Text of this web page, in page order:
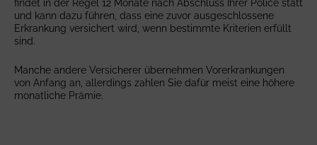
findet in der Regel 12 Monate nach Abschluss Ihrer Police statt
und kann dazu führen, dass eine zuvor ausgeschlossene
Erkrankung versichert wird, wenn bestimmte Kriterien erfüllt
sind.
Manche andere Versicherer übernehmen Vorerkrankungen
von Anfang an, allerdings zahlen Sie dafür meist eine höhere
monatliche Prämie.